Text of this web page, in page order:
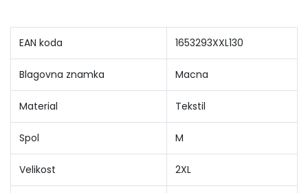
EAN koda 1653293XXL130
Blagovna znamka Macna
Material Tekstil
Spol M
Velikost 2XL